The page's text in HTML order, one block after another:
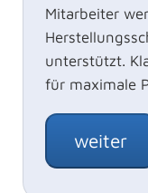
Mitarbeiter
unterstützt.
für maximale
weiter